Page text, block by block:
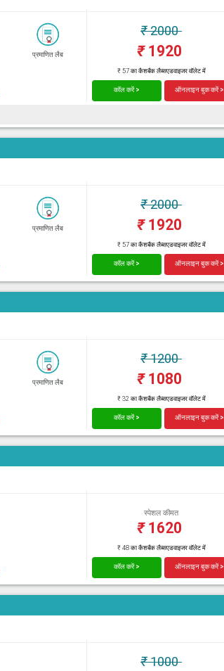
प्रमाणित लैब
₹2000
₹1920
₹ 57 का कैशबैक लैब्सएडवाइजर वॉलेट में
कॉल करें > ऑनलाइन बुक करें >
प्रमाणित लैब
₹2000
₹1920
₹ 57 का कैशबैक लैब्सएडवाइजर वॉलेट में
कॉल करें > ऑनलाइन बुक करें >
प्रमाणित लैब
₹1200
₹1080
₹ 32 का कैशबैक लैब्सएडवाइजर वॉलेट में
कॉल करें > ऑनलाइन बुक करें >
स्पेशल कीमत
₹1620
₹ 48 का कैशबैक लैब्सएडवाइजर वॉलेट में
कॉल करें > ऑनलाइन बुक करें >
₹1000